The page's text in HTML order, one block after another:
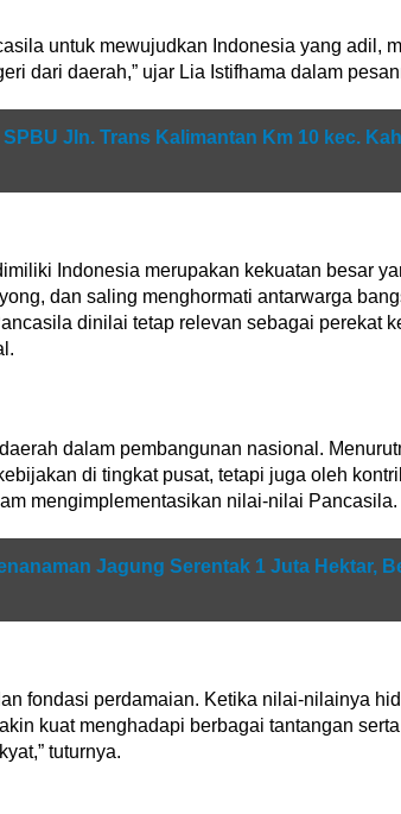
untuk mewujudkan Indonesia yang adil,
dari daerah,” ujar Lia Istifhama dalam
Jln. Trans Kalimantan Km 10 kec.
Indonesia merupakan kekuatan besar
dan saling menghormati antarwarga
dinilai tetap relevan sebagai perekat
dalam pembangunan nasional.
di tingkat pusat, tetapi juga oleh
mengimplementasikan nilai-nilai Pancasila.
Jagung Serentak 1 Juta Hektar,
fondasi perdamaian. Ketika nilai-nilainya
kuat menghadapi berbagai tantangan
tuturnya.